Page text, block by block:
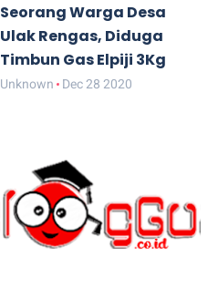
Seorang Warga Desa
Ulak Rengas, Diduga
Timbun Gas Elpiji 3Kg
Unknown Dec 28 2020